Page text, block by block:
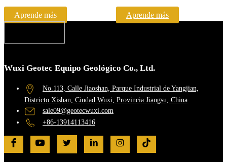
Aprende más Aprende más
Wuxi Geotec Equipo Geológico Co., Ltd.
No.113, Calle Jiaoshan, Parque Industrial de Yangjian,
Districto Xishan, Ciudad Wuxi, Provincia Jiangsu, China
sale09@geotecwuxi.com
+86-13914113416